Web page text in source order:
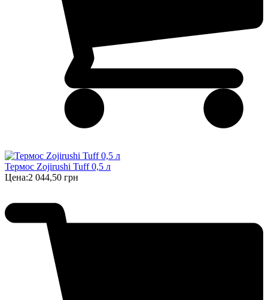
Термос Zojirushi Tuff 0,5 л
Цена:2 044,50 грн